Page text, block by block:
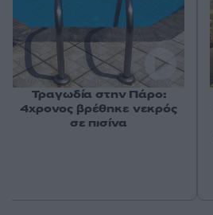
Τραγωδία στην Πάρο:
4χρονος βρέθηκε νεκρός
σε πισίνα